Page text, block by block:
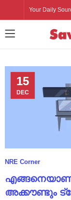
Your Daily
15
DEC
NRE Corner
അക്കൗണ്ടും